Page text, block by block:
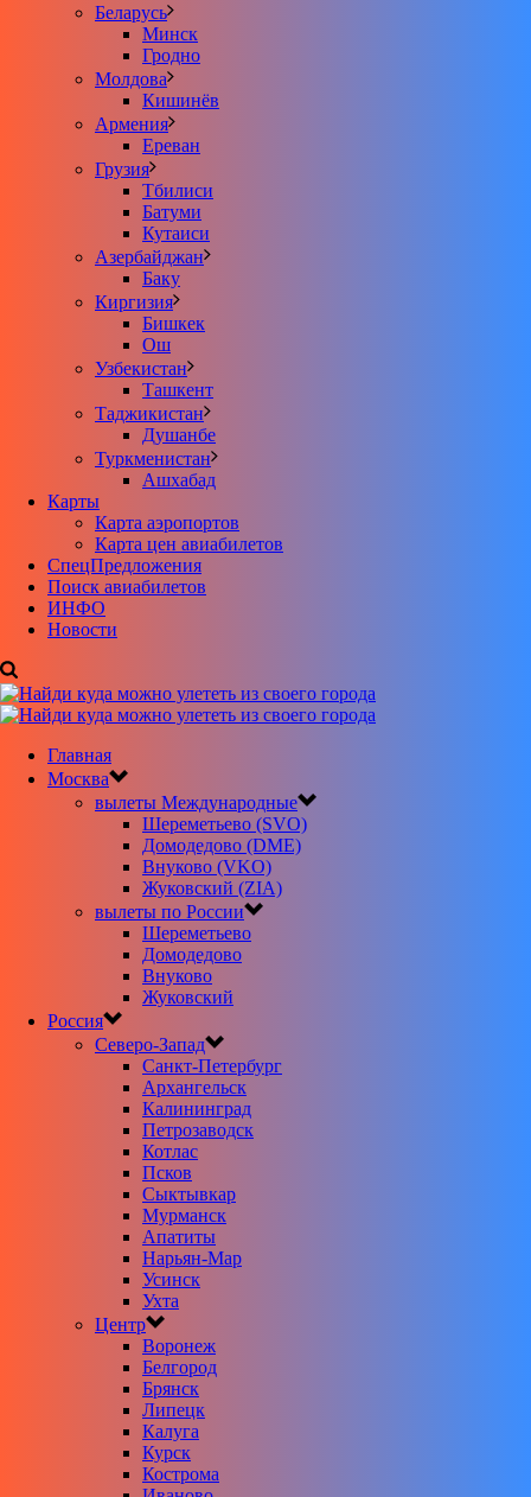
Беларусь
Минск
Гродно
Молдова
Кишинёв
Армения
Ереван
Грузия
Тбилиси
Батуми
Кутаиси
Азербайджан
Баку
Киргизия
Бишкек
Ош
Узбекистан
Ташкент
Таджикистан
Душанбе
Туркменистан
Ашхабад
Карты
Карта аэропортов
Карта цен авиабилетов
CпецПредложения
Поиск авиабилетов
ИНФО
Новости
Главная
Москва
вылеты Международные
Шереметьево (SVO)
Домодедово (DME)
Внуково (VKO)
Жуковский (ZIA)
вылеты по России
Шереметьево
Домодедово
Внуково
Жуковский
Россия
Северо-Запад
Санкт-Петербург
Архангельск
Калининград
Петрозаводск
Котлас
Псков
Сыктывкар
Мурманск
Апатиты
Нарьян-Мар
Усинск
Ухта
Центр
Воронеж
Белгород
Брянск
Липецк
Калуга
Курск
Кострома